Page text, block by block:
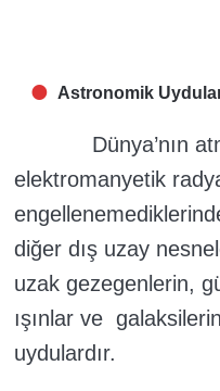
Astronomik
Dünya’nın
elektromanyetik
diğer dış uzay
uzak gezegenlerin,
ışınlar ve
uydulardır.